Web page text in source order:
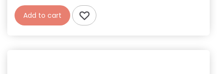
Add to cart